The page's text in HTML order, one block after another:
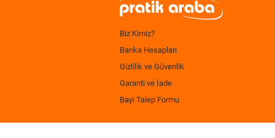
Biz Kimiz?
Banka Hesapları
Gizlilik ve Güvenlik
Garanti ve İade
Bayi Talep Formu